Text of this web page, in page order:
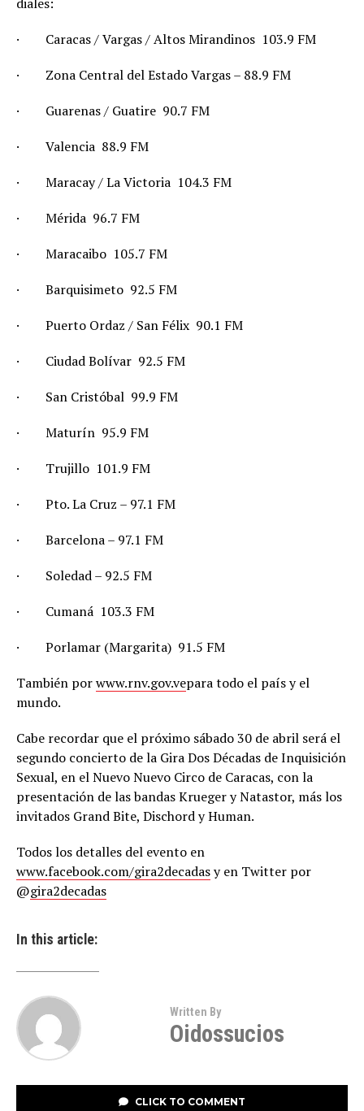
· Caracas / Vargas / Altos Mirandinos  103.9 FM
· Zona Central del Estado Vargas – 88.9 FM
· Guarenas / Guatire  90.7 FM
· Valencia  88.9 FM
· Maracay / La Victoria  104.3 FM
· Mérida  96.7 FM
· Maracaibo  105.7 FM
· Barquisimeto  92.5 FM
· Puerto Ordaz / San Félix  90.1 FM
· Ciudad Bolívar  92.5 FM
· San Cristóbal  99.9 FM
· Maturín  95.9 FM
· Trujillo  101.9 FM
· Pto. La Cruz – 97.1 FM
· Barcelona – 97.1 FM
· Soledad – 92.5 FM
· Cumaná  103.3 FM
· Porlamar (Margarita)  91.5 FM
También porwww.rnv.gov.vepara todo el país y el
mundo.
Cabe recordar que el próximo sábado 30 de abril será el
segundo concierto de la Gira Dos Décadas de Inquisición
Sexual, en el Nuevo Nuevo Circo de Caracas, con la
presentación de las bandas Krueger y Natastor, más los
invitados Grand Bite, Dischord y Human.
Todos los detalles del evento en
www.facebook.com/gira2decadasy en Twitter por
@gira2decadas
In this article:
Written By
Oidossucios
CLICK TO COMMENT